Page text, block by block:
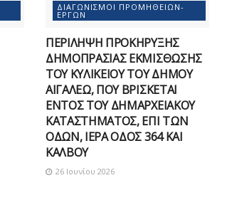
ΔΙΑΓΩΝΙΣΜΟΊ ΠΡΟΜΗΘΕΙΏΝ-
ΈΡΓΩΝ
ΠΕΡΙΛΗΨΗ ΠΡΟΚΗΡΥΞΗΣ
ΔΗΜΟΠΡΑΣΙΑΣ ΕΚΜΙΣΘΩΣΗΣ
ΤΟΥ ΚΥΛΙΚΕΙΟΥ ΤΟΥ ΔΗΜΟΥ
ΑΙΓΑΛΕΩ, ΠΟΥ ΒΡΙΣΚΕΤΑΙ
ΕΝΤΟΣ ΤΟΥ ΔΗΜΑΡΧEΙΑΚΟΥ
ΚΑΤΑΣΤΗΜΑΤΟΣ, ΕΠΙ ΤΩΝ
ΟΔΩΝ, ΙΕΡΑ ΟΔΟΣ 364 ΚΑΙ
ΚΑΛΒΟΥ
26 Ιουνίου 2026